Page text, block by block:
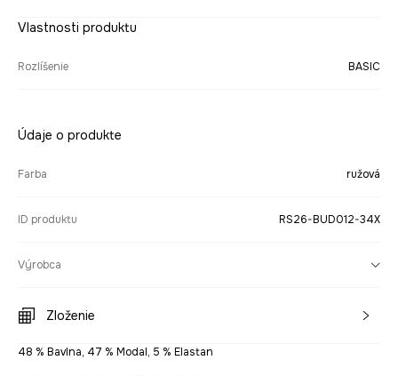
Vlastnosti produktu
Rozlíšenie BASIC
Údaje o produkte
Farba ružová
ID produktu RS26-BUD012-34X
Výrobca
Zloženie
48 % Bavlna, 47 % Modal, 5 % Elastan